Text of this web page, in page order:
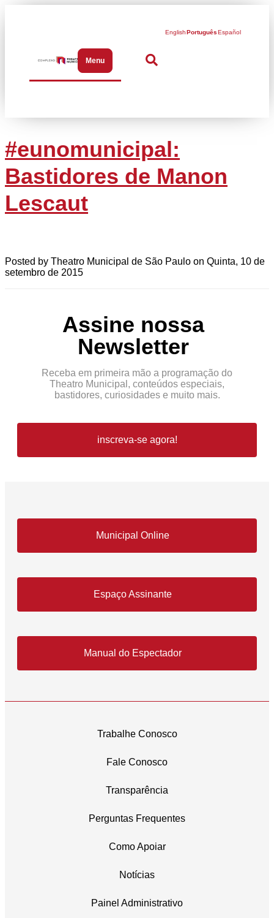
MenuAbrir menu de navegação
EnglishPortuguêsEspañol
#eunomunicipal:
Bastidores de Manon
Lescaut
Posted by Theatro Municipal de São Paulo on Quinta, 10 de
setembro de 2015
Assine nossa
Newsletter
Receba em primeira mão a programação do
Theatro Municipal, conteúdos especiais,
bastidores, curiosidades e muito mais.
inscreva-se agora!
Municipal Online
Espaço Assinante
Manual do Espectador
Trabalhe Conosco
Fale Conosco
Transparência
Perguntas Frequentes
Como Apoiar
Notícias
Painel Administrativo